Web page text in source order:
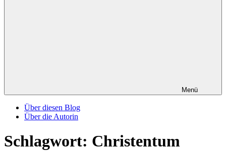
Menü
Über diesen Blog
Über die Autorin
Schlagwort: Christentum